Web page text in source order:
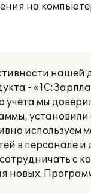
на
нашей
-
учета мы
установили
используем
в персонале
с
новых.